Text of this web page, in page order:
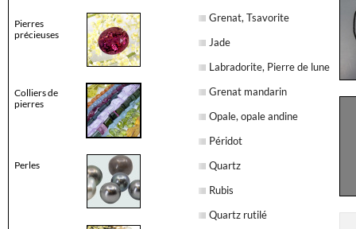
Pierres
précieuses
Colliers de
pierres
Perles
Grenat, Tsavorite
Jade
Labradorite, Pierre de lune
Grenat mandarin
Opale, opale andine
Péridot
Quartz
Rubis
Quartz rutilé